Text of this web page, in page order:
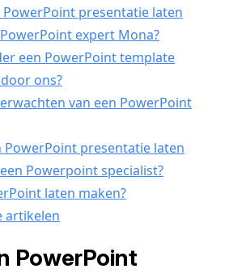
presentatie laten
expert Mona?
een PowerPoint template
ons?
van een PowerPoint
PowerPoint presentatie laten
Powerpoint specialist?
laten maken?
artikelen
PowerPoint